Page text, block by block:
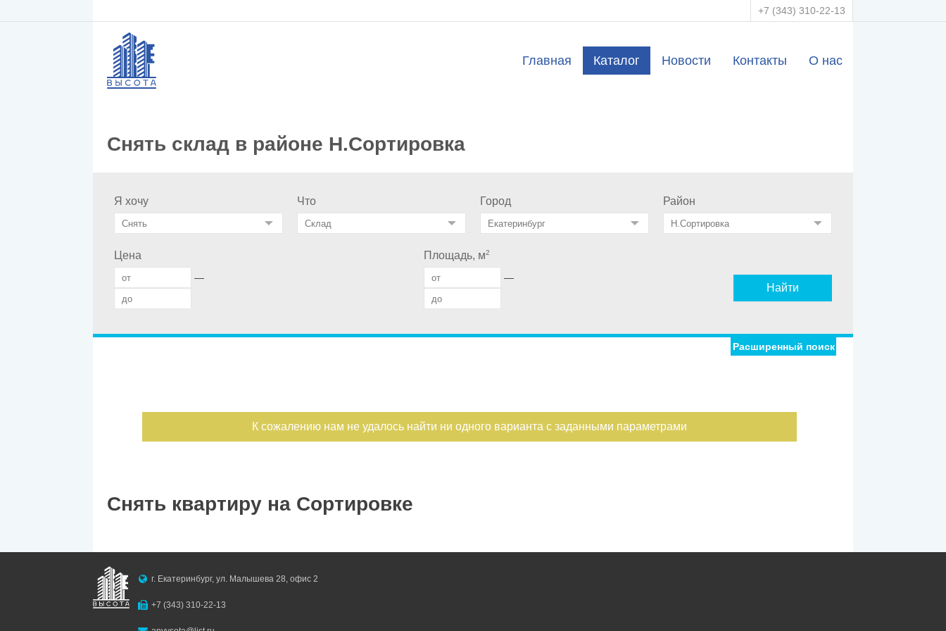
+7 (343) 310-22-13
Главная Каталог Новости Контакты О нас
Снять склад в районе Н.Сортировка
Я хочу Что Город Район
Цена
—
Площадь, м2
—
Найти
Номер объекта
Расширенный поиск
Снять квартиру на Сортировке
К сожалению нам не удалось найти ни одного варианта с заданными параметрами
г. Екатеринбург, ул. Малышева 28, офис 2
+7 (343) 310-22-13